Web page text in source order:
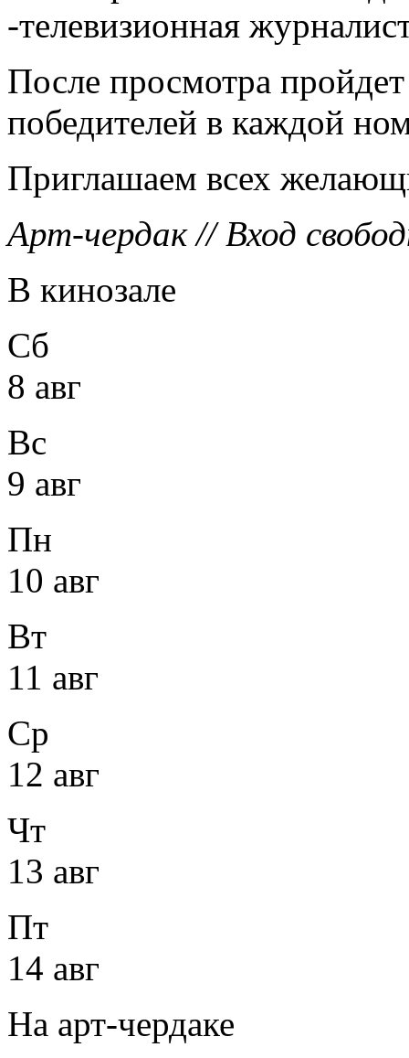
-телевизионная
После просмотра
победителей в каждой
Приглашаем всех
Арт-чердак //Вход
В кинозале
Сб
8 авг
Вс
9 авг
Пн
10 авг
Вт
11 авг
Ср
12 авг
Чт
13 авг
Пт
14 авг
На арт-чердаке